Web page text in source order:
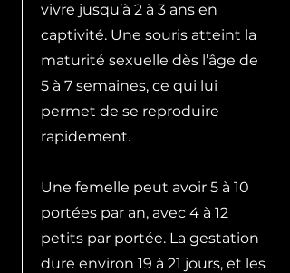
vivre jusqu’à 2 à 3 ans en
captivité. Une souris atteint la
maturité sexuelle dès l’âge de
5 à 7 semaines, ce qui lui
permet de se reproduire
rapidement.
Une femelle peut avoir 5 à 10
portées par an, avec 4 à 12
petits par portée. La gestation
dure environ 19 à 21 jours, et les